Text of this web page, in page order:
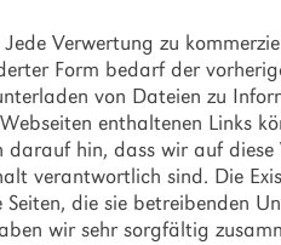
Verwertung zu
Form bedarf der
von Dateien zu
enthaltenen Links
hin, dass wir auf diese
verantwortlich sind. Die
die sie betreibenden
wir sehr sorgfältig